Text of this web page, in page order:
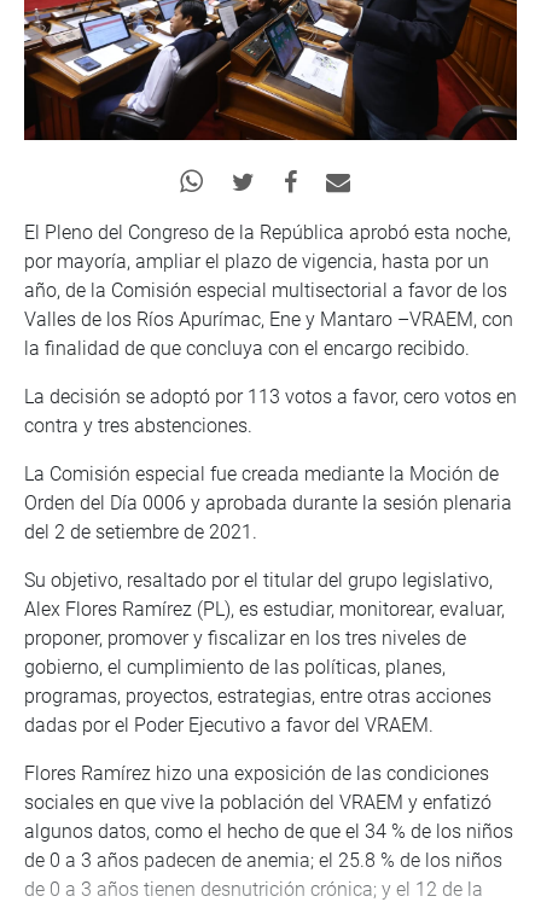
El Pleno del Congreso de la República aprobó esta noche,
por mayoría, ampliar el plazo de vigencia, hasta por un
año, de la Comisión especial multisectorial a favor de los
Valles de los Ríos Apurímac, Ene y Mantaro –VRAEM, con
la finalidad de que concluya con el encargo recibido.
La decisión se adoptó por 113 votos a favor, cero votos en
contra y tres abstenciones.
La Comisión especial fue creada mediante la Moción de
Orden del Día 0006 y aprobada durante la sesión plenaria
del 2 de setiembre de 2021.
Su objetivo, resaltado por el titular del grupo legislativo,
Alex Flores Ramírez (PL), es estudiar, monitorear, evaluar,
proponer, promover y fiscalizar en los tres niveles de
gobierno, el cumplimiento de las políticas, planes,
programas, proyectos, estrategias, entre otras acciones
dadas por el Poder Ejecutivo a favor del VRAEM.
Flores Ramírez hizo una exposición de las condiciones
sociales en que vive la población del VRAEM y enfatizó
algunos datos, como el hecho de que el 34 % de los niños
de 0 a 3 años padecen de anemia; el 25.8 % de los niños
de 0 a 3 años tienen desnutrición crónica; y el 12 de la